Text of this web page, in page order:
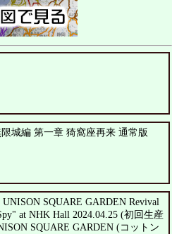
城編 第一章 猗窩座再来 通常版
UNISON SQUARE GARDEN Revival
at NHK Hall 2024.04.25 (初回生産
SQUARE GARDEN (コットン